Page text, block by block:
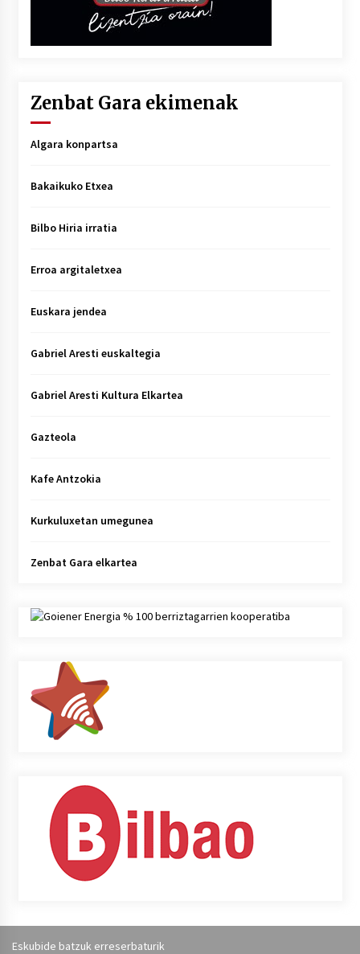
Zenbat Gara ekimenak
Algara konpartsa
Bakaikuko Etxea
Bilbo Hiria irratia
Erroa argitaletxea
Euskara jendea
Gabriel Aresti euskaltegia
Gabriel Aresti Kultura Elkartea
Gazteola
Kafe Antzokia
Kurkuluxetan umegunea
Zenbat Gara elkartea
Eskubide batzuk erreserbaturik